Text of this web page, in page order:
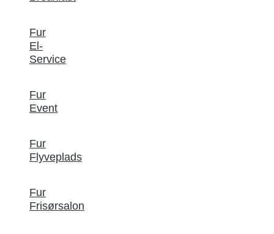
Fur
El-
Service
Fur
Event
Fur
Flyveplads
Fur
Frisørsalon